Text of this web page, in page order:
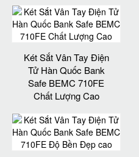
Két Sắt Vân Tay Điện
Tử Hàn Quốc Bank
Safe BEMC 710FE
Chất Lượng Cao